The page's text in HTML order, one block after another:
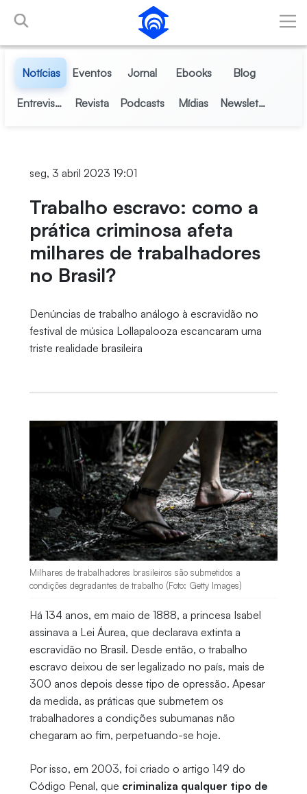
Pular para o Conteúdo principal
Notícias Eventos Jornal Ebooks Blog
Entrevistas Revista Podcasts Mídias Newsletter
seg, 3 abril 2023 19:01
Trabalho escravo: como a
prática criminosa afeta
milhares de trabalhadores
no Brasil?
Denúncias de trabalho análogo à escravidão no
festival de música Lollapalooza escancaram uma
triste realidade brasileira
Milhares de trabalhadores brasileiros são submetidos a
condições degradantes de trabalho (Foto: Getty Images)
Há 134 anos, em maio de 1888, a princesa Isabel
assinava a Lei Áurea, que declarava extinta a
escravidão no Brasil. Desde então, o trabalho
escravo deixou de ser legalizado no país, mais de
300 anos depois desse tipo de opressão. Apesar
da medida, as práticas que submetem os
trabalhadores a condições subumanas não
chegaram ao fim, perpetuando-se hoje.
Por isso, em 2003, foi criado o artigo 149 do
Código Penal, que criminaliza qualquer tipo de